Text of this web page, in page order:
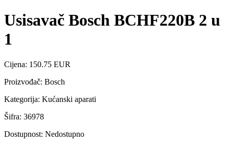
Usisavač Bosch BCHF220B 2 u
1
Cijena: 150.75 EUR
Proizvođač: Bosch
Kategorija: Kućanski aparati
Šifra: 36978
Dostupnost: Nedostupno